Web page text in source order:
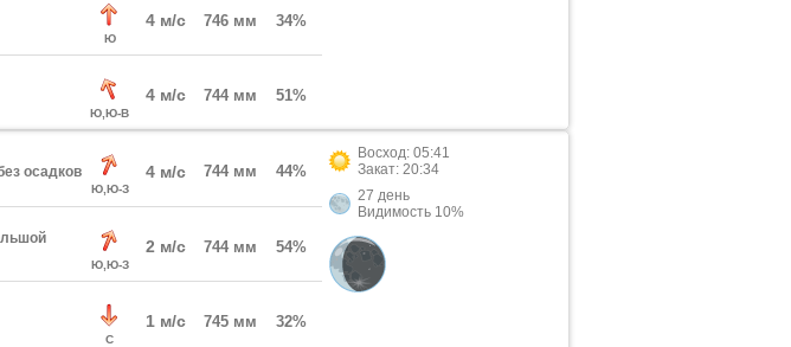
Ю
4 м/с 746 мм 34%
Ю,Ю-В
4 м/с 744 мм 51%
осадков
Ю,Ю-З
4 м/с 744 мм 44%
Ю,Ю-З
2 м/с 744 мм 54%
С
1 м/с 745 мм 32%
Восход: 05:41
Закат: 20:34
27 день
Видимость 10%